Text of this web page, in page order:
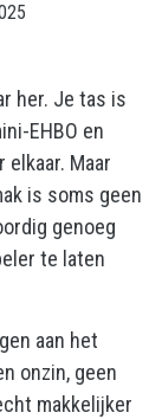
her. Je tas is
EHBO en
Maar
is soms geen
genoeg
te laten
aan het
onzin, geen
makkelijker